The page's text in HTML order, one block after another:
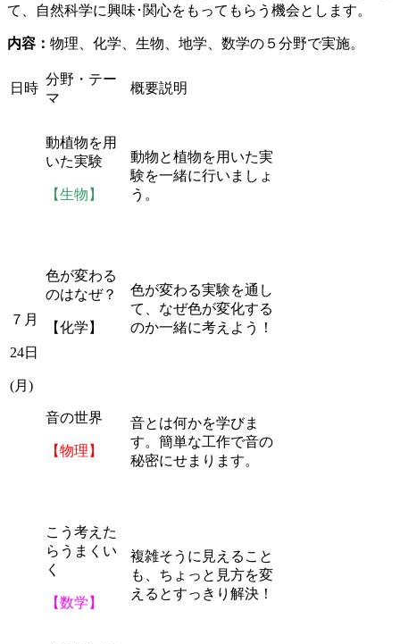
て、自然科学に興味･関心をもってもらう機会とします。
内容： 物理、化学、生物、地学、数学の５分野で実施。
日時
分野・テー
マ
概要説明
７月
24日
(月)
動植物を用
いた実験
【生物】
動物と植物を用いた実
験を一緒に行いましょ
う。
色が変わる
のはなぜ？
【化学】
色が変わる実験を通し
て、なぜ色が変化する
のか一緒に考えよう！
音の世界
【物理】
音とは何かを学びま
す。簡単な工作で音の
秘密にせまります。
こう考えた
らうまくい
く
【数学】
複雑そうに見えること
も、ちょっと見方を変
えるとすっきり解決！